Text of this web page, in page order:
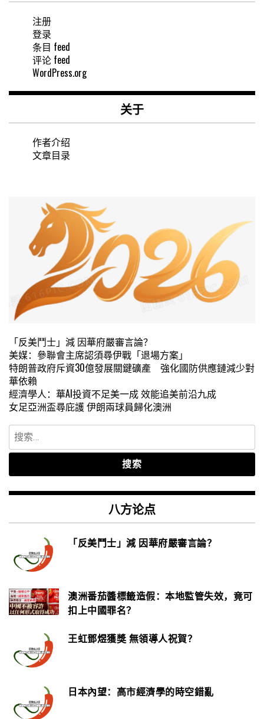
注册
登录
条目 feed
评论 feed
WordPress.org
关于
作者介绍
文章目录
「反美鬥士」減 因華府嚴審言論？
美媒：參聯會主席認須尋伊戰「退場方案」
特朗普政府斥資30億發展關鍵礦產 強化國防供應鏈減少對
華依賴
經濟學人：華AI投資不足美一成 效能追美前沿九成
女足亞洲盃尋庇護 伊朗兩球員歸化澳洲
搜
索：
八方论点
「反美鬥士」減 因華府嚴審言論？
澳洲番茄醬標籤造假：本地監管失效，竟可
扣上中國罪名？
王虹鄧煜獲獎 無領導人祝賀？
日本內望：高市經濟學的時空錯亂